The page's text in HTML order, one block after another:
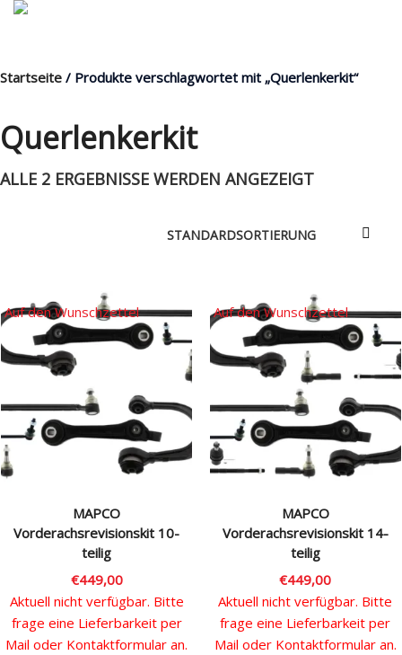
MENÜ
Products
Nach Baugruppen
Wunschliste
Rechtliches & Service
Startseite / Produkte verschlagwortet mit „Querlenkerkit“
Querlenkerkit
ALLE 2 ERGEBNISSE WERDEN ANGEZEIGT
MAPCO
Vorderachsrevisionskit 10-
teilig
€449,00
Aktuell nicht verfügbar. Bitte
frage eine Lieferbarkeit per
Mail oder Kontaktformular an.
Auf den Wunschzettel
MAPCO
Vorderachsrevisionskit 14-
teilig
€449,00
Aktuell nicht verfügbar. Bitte
frage eine Lieferbarkeit per
Mail oder Kontaktformular an.
Auf den Wunschzettel